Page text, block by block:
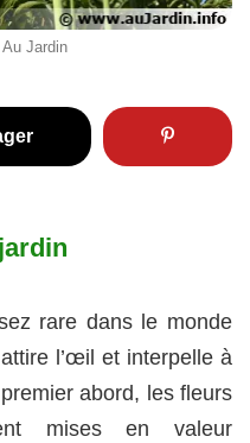
Jardin
rare dans le monde
l’œil et interpelle à
abord, les fleurs
mises en valeur